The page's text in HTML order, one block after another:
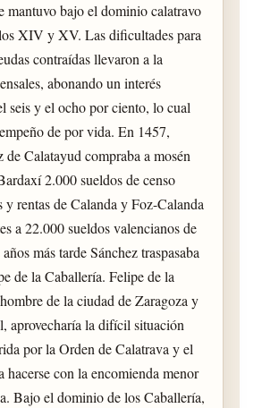
mantuvo bajo el dominio calatravo
XIV y XV. Las dificultades para
contraídas llevaron a la
abonando un interés
seis y el ocho por ciento, lo cual
de por vida. En 1457,
de Calatayud compraba a mosén
2.000 sueldos de censo
y rentas de Calanda y Foz-Calanda
a 22.000 sueldos valencianos de
más tarde Sánchez traspasaba
de la Caballería. Felipe de la
de la ciudad de Zaragoza y
aprovecharía la difícil situación
por la Orden de Calatrava y el
hacerse con la encomienda menor
Bajo el dominio de los Caballería,